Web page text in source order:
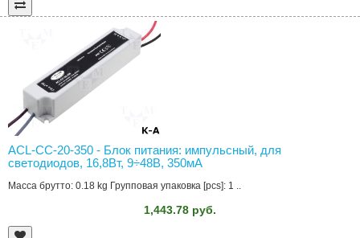
ACL-CC-20-350 - Блок питания: импульсный, для
светодиодов, 16,8Вт, 9÷48В, 350мА
Масса брутто: 0.18 kg Групповая упаковка [pcs]: 1 ..
1,443.78 руб.